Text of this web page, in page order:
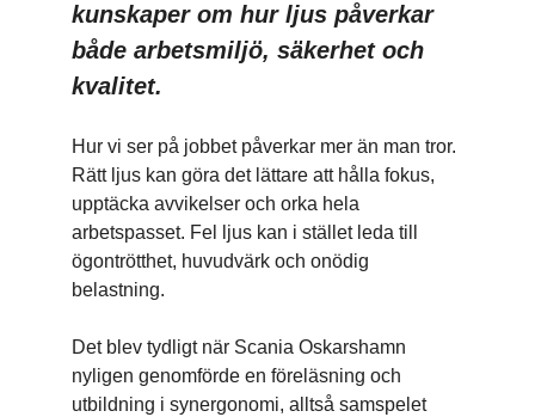
kunskaper om hur ljus påverkar
både arbetsmiljö, säkerhet och
kvalitet.
Hur vi ser på jobbet påverkar mer än man tror.
Rätt ljus kan göra det lättare att hålla fokus,
upptäcka avvikelser och orka hela
arbetspasset. Fel ljus kan i stället leda till
ögontrötthet, huvudvärk och onödig
belastning.
Det blev tydligt när Scania Oskarshamn
nyligen genomförde en föreläsning och
utbildning i synergonomi, alltså samspelet